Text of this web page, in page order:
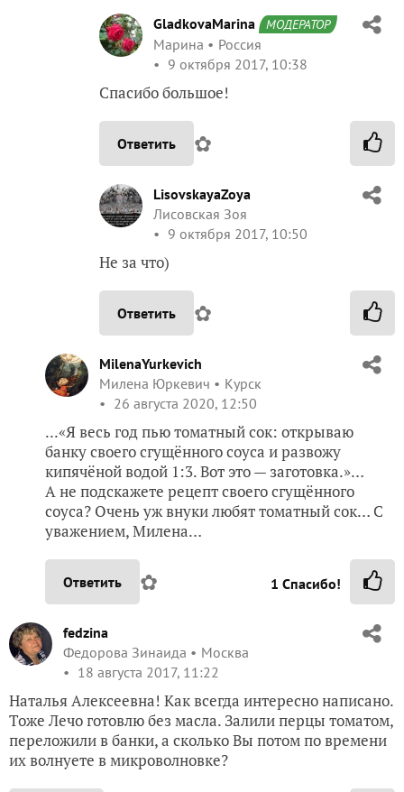
GladkovaMarina МОДЕРАТОР
Марина
Россия
9 октября 2017, 10:38
Спасибо большое!
Ответить ✿
LisovskayaZoya
Лисовская Зоя
9 октября 2017, 10:50
Не за что)
Ответить ✿
MilenaYurkevich
Милена Юркевич
Курск
26 августа 2020, 12:50
...«Я весь год пью томатный сок: открываю
банку своего сгущённого соуса и развожу
кипячёной водой 1:3. Вот это — заготовка.»…
А не подскажете рецепт своего сгущённого
соуса? Очень уж внуки любят томатный сок… С
уважением, Милена…
Ответить ✿ 1 Спасибо!
fedzina
Федорова Зинаида
Москва
18 августа 2017, 11:22
Наталья Алексеевна! Как всегда интересно написано.
Тоже Лечо готовлю без масла. Залили перцы томатом,
переложили в банки, а сколько Вы потом по времени
их волнуете в микроволновке?